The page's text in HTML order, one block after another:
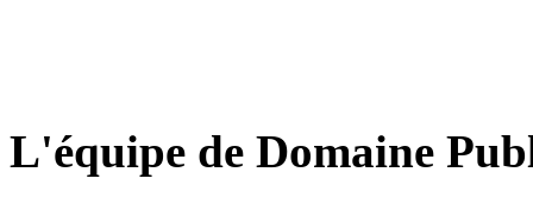
L'équipe de Domaine